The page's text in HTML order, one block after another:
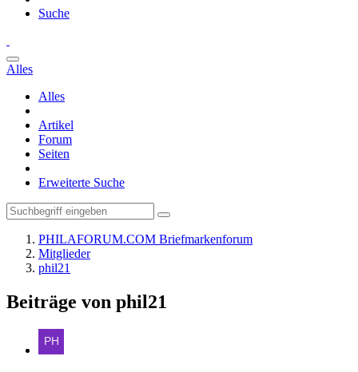
Suche
Alles
Alles
Artikel
Forum
Seiten
Erweiterte Suche
PHILAFORUM.COM Briefmarkenforum
Mitglieder
phil21
Beiträge von phil21